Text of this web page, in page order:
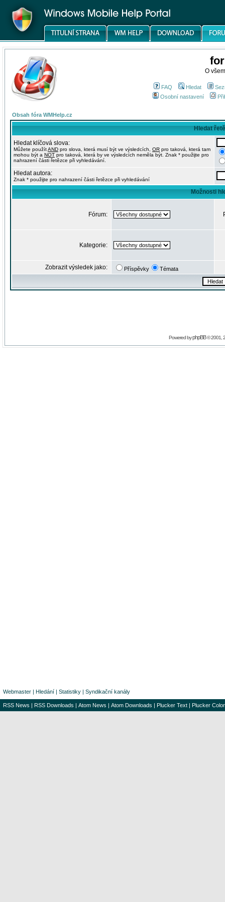
O
FAQ Hledat
Osobní nastavení
Obsah fóra WMHelp.cz
Hledat
Hledat klíčová slova:
Můžete použítAND pro slova, která musí být ve výsledcích, OR pro taková, která tam
mohou být a NOT pro taková, která by ve výsledcích neměla být. Znak * použijte pro
nahrazení části řetězce při vyhledávání.
Hledat autora:
Znak * použijte pro nahrazení části řetězce při vyhledávání
Možnosti
Fórum:
Kategorie:
Zobrazit výsledek jako: Příspěvky Témata
Powered byphpBB© 2001,
Webmaster | Hledání | Statistiky | Syndikační kanály
RSS News | RSS Downloads | Atom News | Atom Downloads | Plucker Text | Plucker Color